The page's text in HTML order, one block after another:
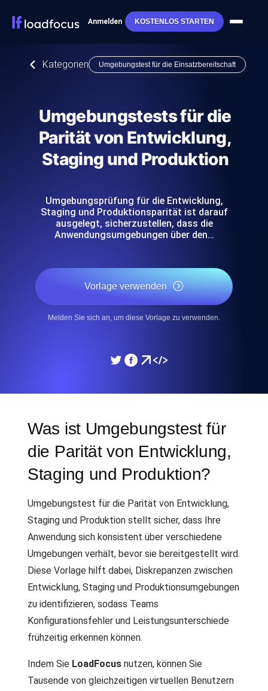
Anmelden KOSTENLOS STARTEN
Kategorien Umgebungstest für die Einsatzbereitschaft
Umgebungstests für die
Parität von Entwicklung,
Staging und Produktion
Umgebungsprüfung für die Entwicklung,
Staging und Produktionsparität ist darauf
ausgelegt, sicherzustellen, dass die
Anwendungsumgebungen über den…
Vorlage verwenden
Melden Sie sich an, um diese Vorlage zu verwenden.
Was ist Umgebungstest für
die Parität von Entwicklung,
Staging und Produktion?
Umgebungstest für die Parität von Entwicklung,
Staging und Produktion stellt sicher, dass Ihre
Anwendung sich konsistent über verschiedene
Umgebungen verhält, bevor sie bereitgestellt wird.
Diese Vorlage hilft dabei, Diskrepanzen zwischen
Entwicklung, Staging und Produktionsumgebungen
zu identifizieren, sodass Teams
Konfigurationsfehler und Leistungsunterschiede
frühzeitig erkennen können.
Indem Sie LoadFocus nutzen, können Sie
Tausende von gleichzeitigen virtuellen Benutzern